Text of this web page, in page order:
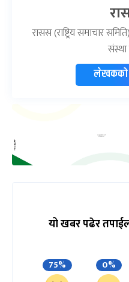
रासस (राष्ट्रिय समाचार
संस्था
लेखकको
यो खबर पढेर
75% 0%